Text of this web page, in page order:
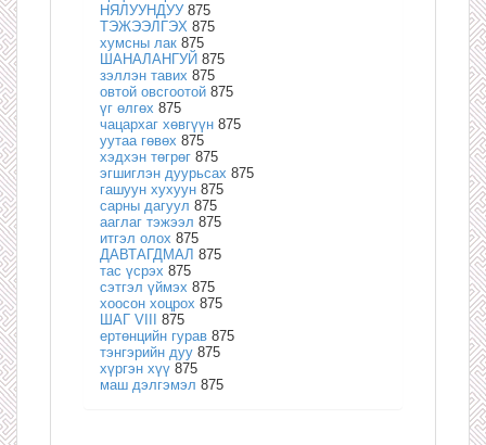
НЯЛУУНДУУ 875
ТЭЖЭЭЛГЭХ 875
хумсны лак 875
ШАНАЛАНГУЙ 875
зэллэн тавих 875
овтой овсгоотой 875
үг өлгөх 875
чацархаг хөвгүүн 875
уутаа гөвөх 875
хэдхэн төгрөг 875
эгшиглэн дуурьсах 875
гашуун хухуун 875
сарны дагуул 875
ааглаг тэжээл 875
итгэл олох 875
ДАВТАГДМАЛ 875
тас үсрэх 875
сэтгэл үймэх 875
хоосон хоцрох 875
ШАГ VIII 875
ертөнцийн гурав 875
тэнгэрийн дуу 875
хүргэн хүү 875
маш дэлгэмэл 875